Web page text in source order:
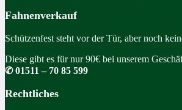
Fahnenverkauf
Schützenfest steht vor der Tür, aber noch
Diese gibt es für nur 90€ bei unserem
✆ 01511 – 70 85 599
Rechtliches